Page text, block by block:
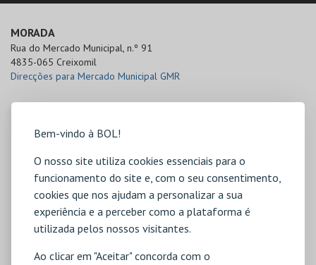
Bem-vindo à BOL!
O nosso site utiliza cookies essenciais para o
funcionamento do site e, com o seu consentimento,
cookies que nos ajudam a personalizar a sua
experiência e a perceber como a plataforma é
utilizada pelos nossos visitantes.
Ao clicar em "Aceitar" concorda com o
MORADA
Rua do Mercado Municipal, n.º 91
4835-065 Creixomil
Direcções para Mercado Municipal GMR